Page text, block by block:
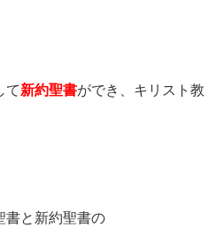
て新約聖書ができ、キリスト教
書と新約聖書の